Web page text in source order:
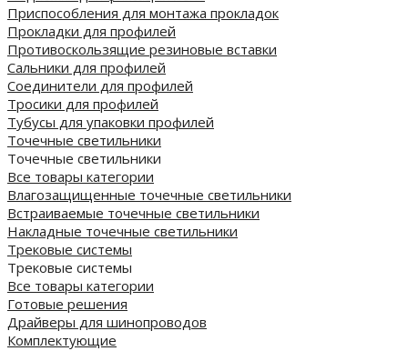
Приспособления для монтажа прокладок
Прокладки для профилей
Противоскользящие резиновые вставки
Сальники для профилей
Соединители для профилей
Тросики для профилей
Тубусы для упаковки профилей
Точечные светильники
Точечные светильники
Все товары категории
Влагозащищенные точечные светильники
Встраиваемые точечные светильники
Накладные точечные светильники
Трековые системы
Трековые системы
Все товары категории
Готовые решения
Драйверы для шинопроводов
Комплектующие